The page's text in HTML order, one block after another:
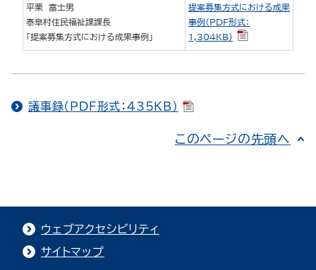
平栗 富士男
泰阜村住民福祉課課長
「提案募集方式における成果事例」
提案募集方式における成果
事例（PDF形式：
1,304KB）
議事録（PDF形式：435KB）
このページの先頭へ
ウェブアクセシビリティ
サイトマップ